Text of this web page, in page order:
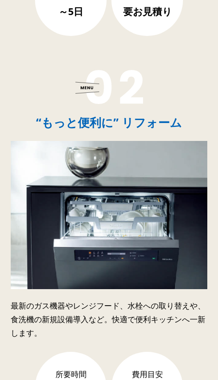
～5日 要お見積り
“もっと便利に” リフォーム
最新のガス機器やレンジフード、水栓への取り替えや、
食洗機の新規設備導入など。快適で便利キッチンへ一新
します。
所要時間 費用目安